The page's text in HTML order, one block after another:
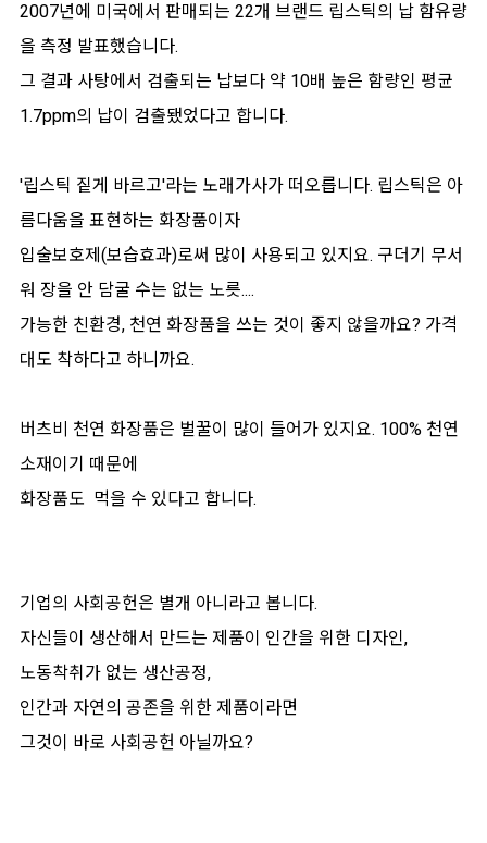
2007년에 미국에서 판매되는 22개 브랜드 립스틱의 납 함유량
을 측정 발표했습니다.
그 결과 사탕에서 검출되는 납보다 약 10배 높은 함량인 평균
1.7ppm의 납이 검출됐었다고 합니다.
'립스틱 짙게 바르고'라는 노래가사가 떠오릅니다. 립스틱은 아
름다움을 표현하는 화장품이자
입술보호제(보습효과)로써 많이 사용되고 있지요. 구더기 무서
워 장을 안 담굴 수는 없는 노릇....
가능한 친환경, 천연 화장품을 쓰는 것이 좋지 않을까요? 가격
대도 착하다고 하니까요.
버츠비 천연 화장품은 벌꿀이 많이 들어가 있지요. 100% 천연
소재이기 때문에
화장품도 먹을 수 있다고 합니다.
기업의 사회공헌은 별개 아니라고 봅니다.
자신들이 생산해서 만드는 제품이 인간을 위한 디자인,
노동착취가 없는 생산공정,
인간과 자연의 공존을 위한 제품이라면
그것이 바로 사회공헌 아닐까요?